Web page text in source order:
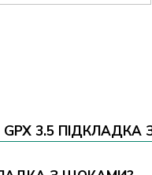
3.5